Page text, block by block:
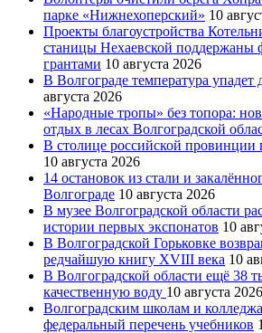
парке «Нижнехоперский» 10
Проекты благоустройства
станицы Нехаевской поддержаны
грантами 10 августа 2026
В Волгограде температура упадет
августа 2026
«Народные тропы» без топора:
отдых в лесах Волгоградской
В столице российской провинции
10 августа 2026
14 остановок из стали и
Волгограде 10 августа 2026
В музее Волгоградской области
истории первых экспонатов 10
В Волгоградской Горьковке
редчайшую книгу XVIII века 10
В Волгоградской области ещё 38
качественную воду 10 августа 2026
Волгоградским школам и
федеральный перечень учебников